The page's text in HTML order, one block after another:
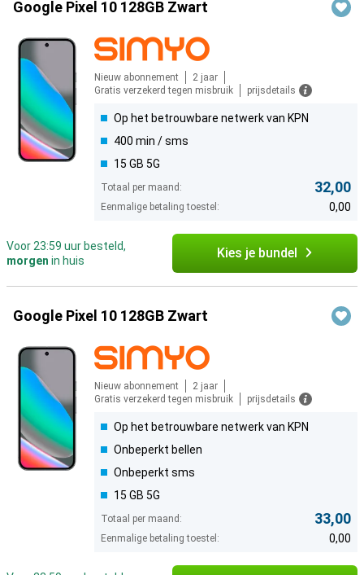
Google Pixel 10 128GB Zwart
Nieuw abonnement
2 jaar
Gratis verzekerd tegen misbruik
prijsdetails
Op het betrouwbare netwerk van KPN
400 min / sms
15 GB 5G
Totaal per maand: 32,00
Eenmalige betaling toestel: 0,00
Voor 23:59 uur besteld,
morgen in huis Kies je bundel
Google Pixel 10 128GB Zwart
Nieuw abonnement
2 jaar
Gratis verzekerd tegen misbruik
prijsdetails
Op het betrouwbare netwerk van KPN
Onbeperkt bellen
Onbeperkt sms
15 GB 5G
Totaal per maand: 33,00
Eenmalige betaling toestel: 0,00